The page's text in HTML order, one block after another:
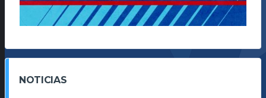
NOTICIAS